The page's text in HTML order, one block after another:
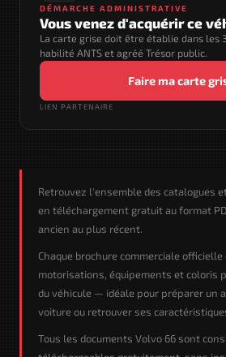
DÉMARCHE ADMINISTRATIVE
Vous venez d'acquérir ce
La carte grise doit être établie dans les
habilité ANTS et agréé Trésor public.
Faire ma carte
LIEN PARTENAIRE
Retrouvez l'ensemble des catalogues
en téléchargement gratuit au format
ancien au plus récent.
Chaque brochure commerciale
motorisations, équipements et coloris
du véhicule — idéale pour préparer un
voiture ou retrouver ses
Tous les documents Volvo 66 sont